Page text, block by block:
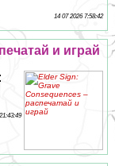
14 07 2026 7:58:42
и играй